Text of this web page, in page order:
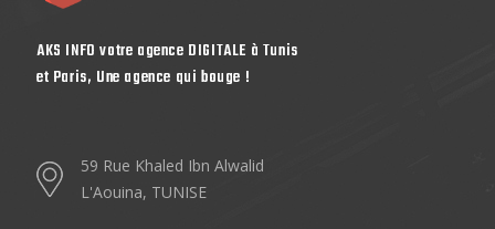
AKS INFO votre agence DIGITALE à Tunis
et Paris, Une agence qui bouge !
59 Rue Khaled Ibn Alwalid
L'Aouina, TUNISE